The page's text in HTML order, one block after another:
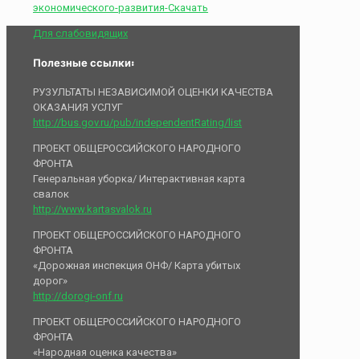
экономического-развития-Скачать
Для слабовидящих
Полезные ссылки:
РУЗУЛЬТАТЫ НЕЗАВИСИМОЙ ОЦЕНКИ КАЧЕСТВА
ОКАЗАНИЯ УСЛУГ
http://bus.gov.ru/pub/independentRating/list
ПРОЕКТ ОБЩЕРОССИЙСКОГО НАРОДНОГО
ФРОНТА
Генеральная уборка/ Интерактивная карта
свалок
http://www.kartasvalok.ru
ПРОЕКТ ОБЩЕРОССИЙСКОГО НАРОДНОГО
ФРОНТА
«Дорожная инспекция ОНФ/ Карта убитых
дорог»
http://dorogi-onf.ru
ПРОЕКТ ОБЩЕРОССИЙСКОГО НАРОДНОГО
ФРОНТА
«Народная оценка качества»